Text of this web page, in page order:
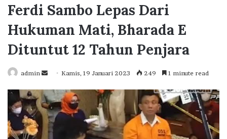
Ferdi Sambo Lepas Dari
Hukuman Mati, Bharada E
Dituntut 12 Tahun Penjara
admin
Send
email
Kamis, 19 Januari 2023 249 1 minute read